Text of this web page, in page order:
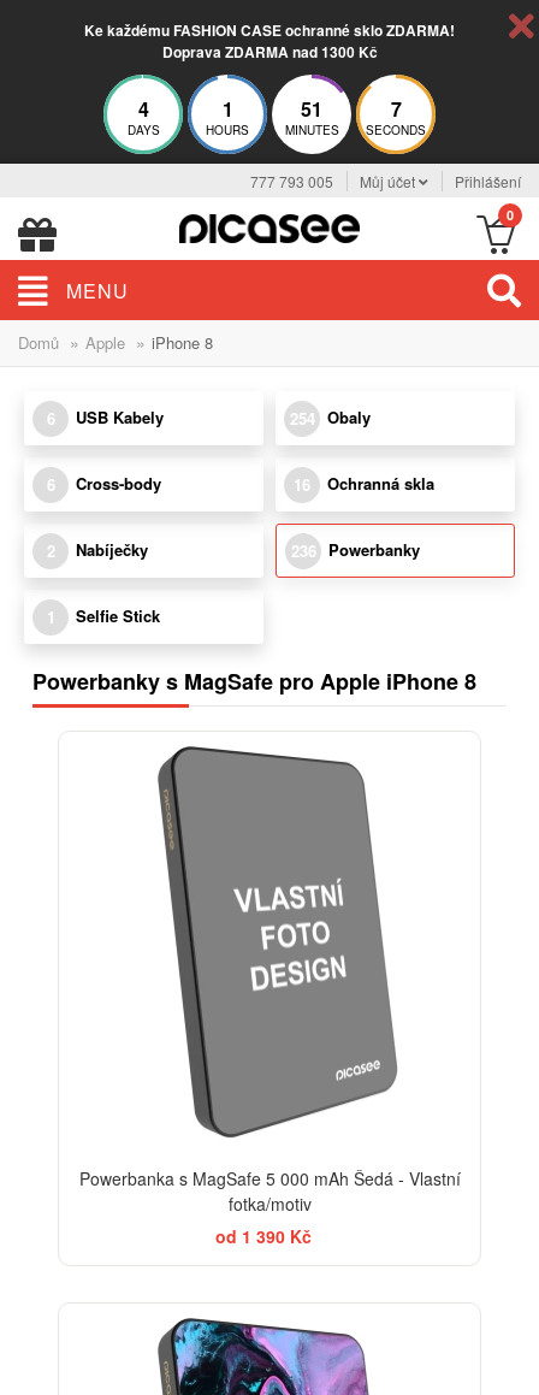
Ke každému FASHION CASE ochranné sklo ZDARMA!
Doprava ZDARMA nad 1300 Kč
4
DAYS
1
HOURS
51
MINUTES
6
SECONDS
777 793 005 Můj účet Přihlášení
0
MENU
Domů » Apple » iPhone 8
6 USB Kabely 254 Obaly
6 Cross-body 16 Ochranná skla
2 Nabíječky 236 Powerbanky
1 Selfie Stick
Powerbanky s MagSafe pro Apple iPhone 8
Powerbanka s MagSafe 5 000 mAh Šedá - Vlastní
fotka/motiv
od 1 390 Kč